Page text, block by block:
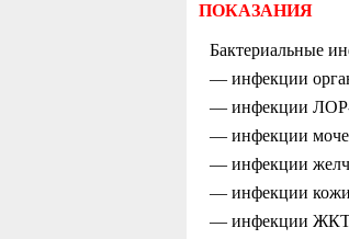
ПОКАЗАНИЯ
Бактериальные
— инфекции
— инфекции ЛОР-
— инфекции
— инфекции
— инфекции кожи
— инфекции ЖКТ